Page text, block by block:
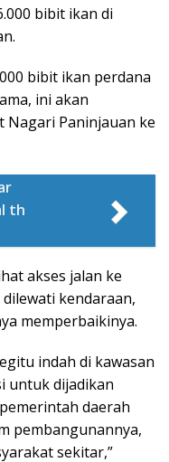
bibit ikan di
bibit ikan perdana
ini akan
Nagari Paninjauan ke
th
akses jalan ke
kendaraan,
memperbaikinya.
indah di kawasan
untuk dijadikan
daerah
pembangunannya,
sekitar,”